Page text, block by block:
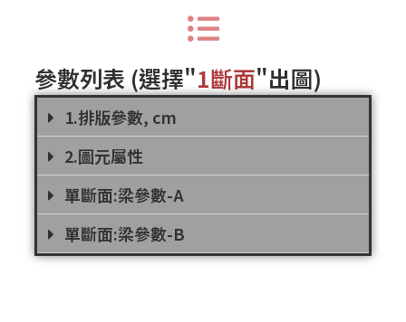
參數列表 (選擇"1斷面"出圖)
1.排版參數, cm
2.圖元屬性
單斷面:梁參數-A
單斷面:梁參數-B